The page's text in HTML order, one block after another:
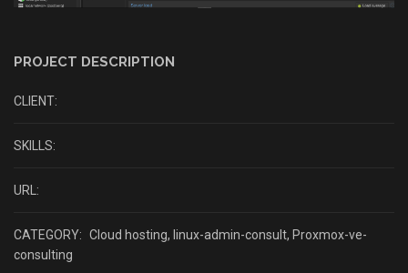
PROJECT DESCRIPTION
CLIENT:
SKILLS:
URL:
CATEGORY: Cloud hosting, linux-admin-consult, Proxmox-ve-
consulting